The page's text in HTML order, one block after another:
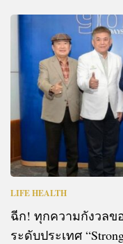
LIFE HEALTH
ฉีก! ทุกความกังวลข
ระดับประเทศ